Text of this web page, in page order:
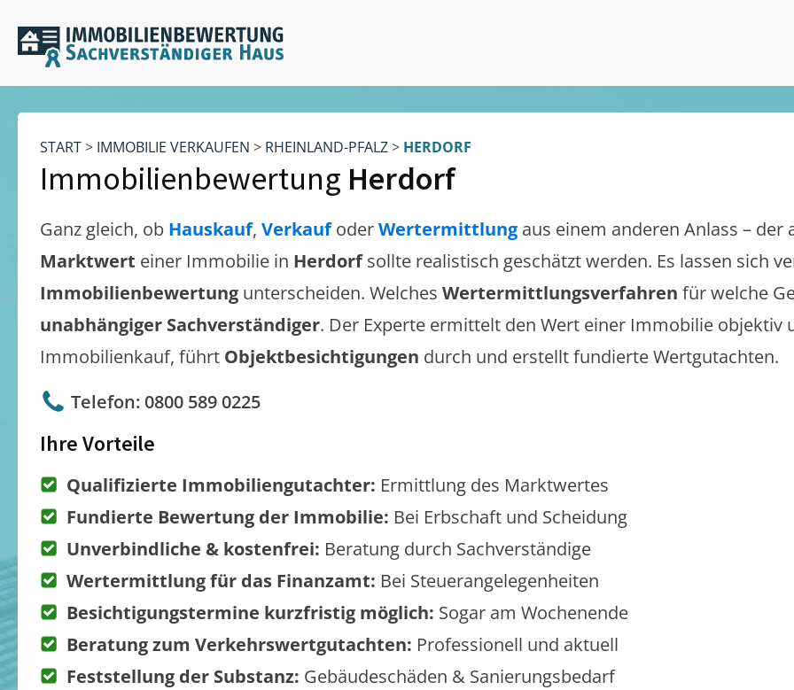
START> IMMOBILIE VERKAUFEN > RHEINLAND-PFALZ> HERDORF
Immobilienbewertung Herdorf
Ganz gleich, ob Hauskauf, VerkaufoderWertermittlung aus einem anderen Anlass – der
Marktwert einer Immobilie in Herdorf sollte realistisch geschätzt werden. Es lassen sich
Immobilienbewertung unterscheiden. Welches Wertermittlungsverfahren für welche
unabhängiger Sachverständiger. Der Experte ermittelt den Wert einer Immobilie objektiv
Immobilienkauf, führt Objektbesichtigungen durch und erstellt fundierte Wertgutachten.
Telefon: 0800 589 0225
Ihre Vorteile
Qualifizierte Immobiliengutachter: Ermittlung des Marktwertes
Fundierte Bewertung der Immobilie: Bei Erbschaft und Scheidung
Unverbindliche & kostenfrei: Beratung durch Sachverständige
Wertermittlung für das Finanzamt: Bei Steuerangelegenheiten
Besichtigungstermine kurzfristig möglich: Sogar am Wochenende
Beratung zum Verkehrswertgutachten: Professionell und aktuell
Feststellung der Substanz: Gebäudeschäden & Sanierungsbedarf